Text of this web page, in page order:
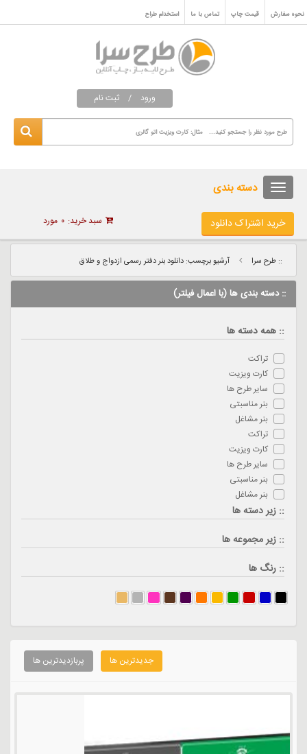
نحوه سفارش قیمت چاپ تماس با ما استخدام طراح
ورود / ثبت نام
دسته بندی
خرید اشتراک دانلود سبد خرید: ۰ مورد
:: طرح سرا آرشیو برچسب: دانلود بنر دفتر رسمی ازدواج و طلاق
:: دسته بندی ها (با اعمال فیلتر)
:: همه دسته ها
تراکت
کارت ویزیت
سایر طرح ها
بنر مناسبتی
بنر مشاغل
تراکت
کارت ویزیت
سایر طرح ها
بنر مناسبتی
بنر مشاغل
:: زیر دسته ها
:: زیر مجموعه ها
:: رنگ ها
جدیدترین ها پربازدیدترین ها